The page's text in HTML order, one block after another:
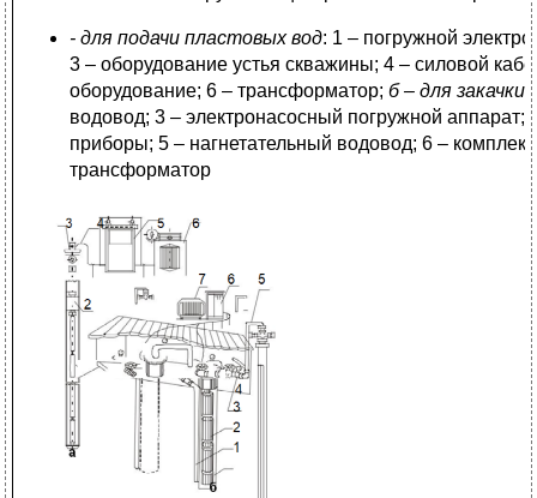
- для подачи пластовых вод: 1 – погружной
3 – оборудование устья скважины; 4 – силовой
оборудование; 6 – трансформатор; б – для закачки
водовод; 3 – электронасосный погружной аппарат;
приборы; 5 – нагнетательный водовод; 6 –
трансформатор